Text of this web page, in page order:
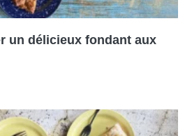
un délicieux fondant aux